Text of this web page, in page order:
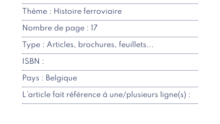
Thème : Histoire ferroviaire
Nombre de page : 17
Type : Articles, brochures, feuillets...
ISBN :
Pays : Belgique
L’article fait référence à une/plusieurs ligne(s) :